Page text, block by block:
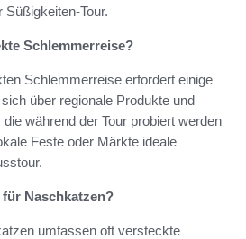
Süßigkeiten-Tour.
Schlemmerreise?
Schlemmerreise erfordert einige
über regionale Produkte und
während der Tour probiert werden
Feste oder Märkte ideale
Naschkatzen?
umfassen oft versteckte